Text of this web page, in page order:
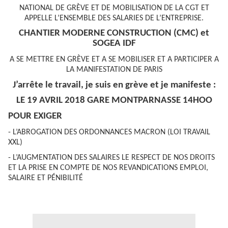
NATIONAL DE GRÈVE ET DE MOBILISATION DE LA CGT ET
APPELLE L’ENSEMBLE DES SALARIES DE L’ENTREPRISE.
CHANTIER MODERNE CONSTRUCTION (CMC) et
SOGEA IDF
A SE METTRE EN GRÈVE ET A SE MOBILISER ET A PARTICIPER A
LA MANIFESTATION DE PARIS
J’arrête le travail, je suis en grève et je manifeste :
LE 19 AVRIL 2018 GARE MONTPARNASSE 14HOO
POUR EXIGER
- L’ABROGATION DES ORDONNANCES MACRON (LOI TRAVAIL
XXL)
- L’AUGMENTATION DES SALAIRES LE RESPECT DE NOS DROITS
ET LA PRISE EN COMPTE DE NOS REVANDICATIONS EMPLOI,
SALAIRE ET PÉNIBILITÉ